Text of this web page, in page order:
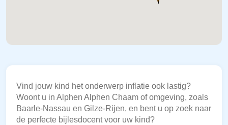
Vind jouw kind het onderwerp inflatie ook lastig?
Woont u in Alphen Alphen Chaam of omgeving, zoals
Baarle-Nassau en Gilze-Rijen, en bent u op zoek naar
de perfecte bijlesdocent voor uw kind?